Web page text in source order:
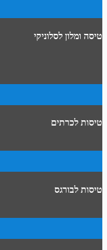
טיסה ומלון לסלוניקי
טיסות לכרתים
טיסות לבורגס